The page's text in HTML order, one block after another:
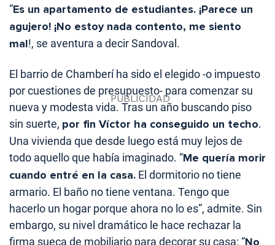
“Es un apartamento de estudiantes. ¡Parece un
agujero! ¡No estoy nada contento, me siento
mal!, se aventura a decir Sandoval.
El barrio de Chamberí ha sido el elegido -o impuesto
por cuestiones de presupuesto- para comenzar su
nueva y modesta vida. Tras un año buscando piso
sin suerte, por fin Víctor ha conseguido un techo.
Una vivienda que desde luego está muy lejos de
todo aquello que había imaginado. “Me quería morir
cuando entré en la casa. El dormitorio no tiene
armario. El baño no tiene ventana. Tengo que
hacerlo un hogar porque ahora no lo es”, admite. Sin
embargo, su nivel dramático le hace rechazar la
firma sueca de mobiliario para decorar su casa: “No